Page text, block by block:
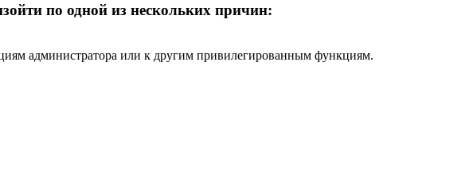
по одной из нескольких причин:
администратора или к другим привилегированным функциям.